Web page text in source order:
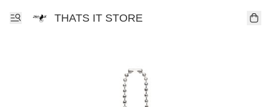
THATS IT STORE